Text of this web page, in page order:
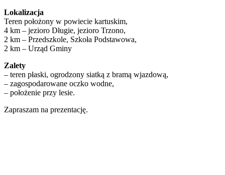
Lokalizacja
Teren położony w powiecie kartuskim,
4 km – jezioro Długie, jezioro Trzono,
2 km – Przedszkole, Szkoła Podstawowa,
2 km – Urząd Gminy
Zalety
– teren płaski, ogrodzony siatką z bramą wjazdową,
– zagospodarowane oczko wodne,
– położenie przy lesie.
Zapraszam na prezentację.